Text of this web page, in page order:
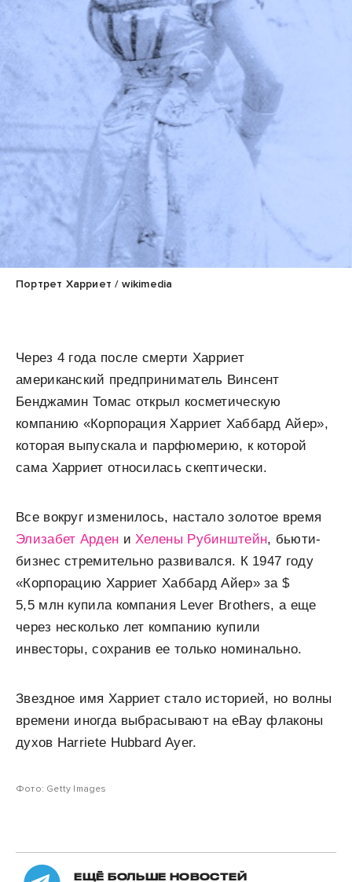
Портрет Харриет / wikimedia
Через 4 года после смерти Харриет
американский предприниматель Винсент
Бенджамин Томас открыл косметическую
компанию «Корпорация Харриет Хаббард Айер»,
которая выпускала и парфюмерию, к которой
сама Харриет относилась скептически.
Все вокруг изменилось, настало золотое время
Элизабет Арден иХелены Рубинштейн, бьюти-
бизнес стремительно развивался. К 1947 году
«Корпорацию Харриет Хаббард Айер» за $
5,5 млн купила компания Lever Brothers, а еще
через несколько лет компанию купили
инвесторы, сохранив ее только номинально.
Звездное имя Харриет стало историей, но волны
времени иногда выбрасывают на eBay флаконы
духов Harriete Hubbard Ayer.
Фото: Getty Images
ЕЩЁ БОЛЬШЕ НОВОСТЕЙ